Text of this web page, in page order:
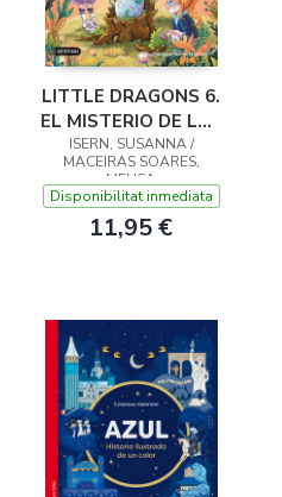
LITTLE DRAGONS 6.
EL MISTERIO DE LAS
ALAS
ISERN, SUSANNA /
MACEIRAS SOARES,
MELISA
Disponibilitat inmediata
11,95 €